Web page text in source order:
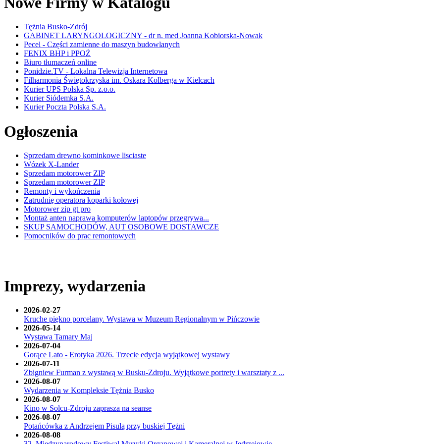
Tężnia Busko-Zdrój
GABINET LARYNGOLOGICZNY - dr n. med Joanna Kobiorska-Nowak
Pecel - Części zamienne do maszyn budowlanych
FENIX BHP i PPOŻ
Biuro tłumaczeń online
Ponidzie.TV - Lokalna Telewizja Internetowa
Filharmonia Świętokrzyska im. Oskara Kolberga w Kielcach
Kurier UPS Polska Sp. z.o.o.
Kurier Siódemka S.A.
Kurier Poczta Polska S.A.
Ogłoszenia
Sprzedam drewno kominkowe lisciaste
Wózek X-Lander
Sprzedam motorower ZIP
Sprzedam motorower ZIP
Remonty i wykończenia
Zatrudnię operatora koparki kołowej
Motorower zip gt pro
Montaż anten naprawa komputerów laptopów przegrywa...
SKUP SAMOCHODÓW, AUT OSOBOWE DOSTAWCZE
Pomocników do prac remontowych
Imprezy, wydarzenia
2026-02-27
Kruche piękno porcelany. Wystawa w Muzeum Regionalnym w Pińczowie
2026-05-14
Wystawa Tamary Maj
2026-07-04
Gorące Lato - Erotyka 2026. Trzecie edycja wyjątkowej wystawy
2026-07-11
Zbigniew Furman z wystawą w Busku-Zdroju. Wyjątkowe portrety i warsztaty z ...
2026-08-07
Wydarzenia w Kompleksie Tężnia Busko
2026-08-07
Kino w Solcu-Zdroju zaprasza na seanse
2026-08-07
Potańcówka z Andrzejem Pisulą przy buskiej Tężni
2026-08-08